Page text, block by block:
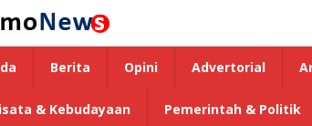
Berita Opini Advertorial
& Kebudayaan Pemerintah & Politik